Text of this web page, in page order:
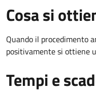
Cosa si
Quando il procedimento
positivamente si ottiene
Tempi e